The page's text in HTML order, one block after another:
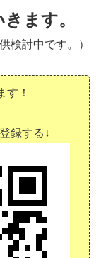
ます。
検討中です。）
す！
録する↓